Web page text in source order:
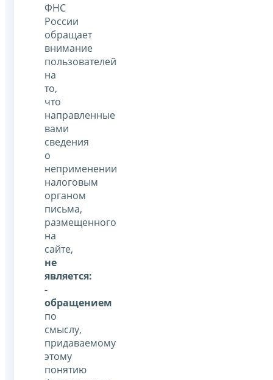
ФНС
России
обращает
внимание
пользователей
на
то,
что
направленные
вами
сведения
о
неприменении
налоговым
органом
письма,
размещенного
на
сайте,
не
является:
-
обращением
по
смыслу,
придаваемому
этому
понятию